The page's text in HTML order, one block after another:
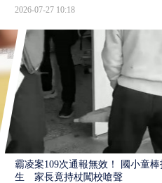
2026-07-27 10:18
霸凌案109次通報無效！ 國小童棒
生 家長竟持杖闖校嗆聲